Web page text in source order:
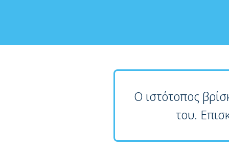
Ο ιστότοπος
του.